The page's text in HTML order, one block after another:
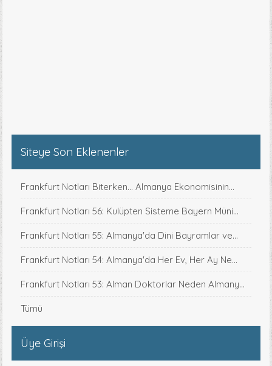
Siteye Son Eklenenler
Frankfurt Notları Biterken... Almanya Ekonomisinin...
Frankfurt Notları 56: Kulüpten Sisteme Bayern Müni...
Frankfurt Notları 55: Almanya'da Dini Bayramlar ve...
Frankfurt Notları 54: Almanya'da Her Ev, Her Ay Ne...
Frankfurt Notları 53: Alman Doktorlar Neden Almany...
Tümü
Üye Girişi